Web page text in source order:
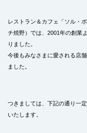
レストラン＆カフェ「ソル・
チ焼野）では、2001年の創業
りました。
今後もみなさまに愛される店
ました。
つきましては、下記の通り一
いたします。